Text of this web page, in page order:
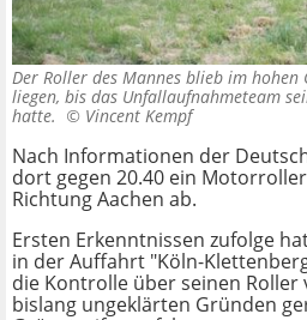
Der Roller des Mannes blieb im
liegen, bis das Unfallaufnahmeteam
hatte. © Vincent Kempf
Nach Informationen der
dort gegen 20.40 ein
Richtung Aachen ab.
Ersten Erkenntnissen zufolge
in der Auffahrt "Köln-
die Kontrolle über seinen
bislang ungeklärten Gründen